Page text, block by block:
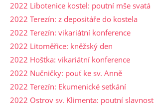
2022 Libotenice kostel: poutní mše svatá
2022 Terezín: z depositáře do kostela
2022 Terezín: vikariátní konference
2022 Litoměřice: kněžský den
2022 Hoštka: vikariátní konference
2022 Nučničky: pouť ke sv. Anně
2022 Terezín: Ekumenické setkání
2022 Ostrov sv. Klimenta: poutní slavnost